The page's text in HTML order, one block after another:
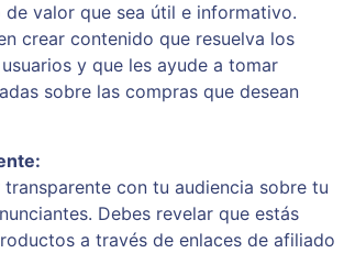
valor que sea útil e informativo.
crear contenido que resuelva los
y que les ayude a tomar
sobre las compras que desean
con tu audiencia sobre tu
Debes revelar que estás
a través de enlaces de afiliado